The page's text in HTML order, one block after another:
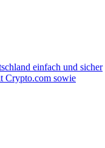
einfach und sicher
Crypto.com sowie